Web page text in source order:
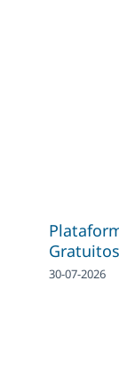
30-07-2026